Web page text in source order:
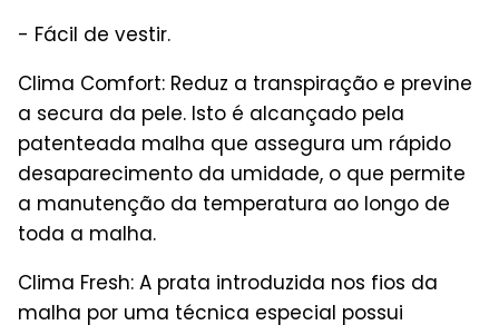
- Fácil de vestir.
Clima Comfort: Reduz a transpiração e previne
a secura da pele. Isto é alcançado pela
patenteada malha que assegura um rápido
desaparecimento da umidade, o que permite
a manutenção da temperatura ao longo de
toda a malha.
Clima Fresh: A prata introduzida nos fios da
malha por uma técnica especial possui